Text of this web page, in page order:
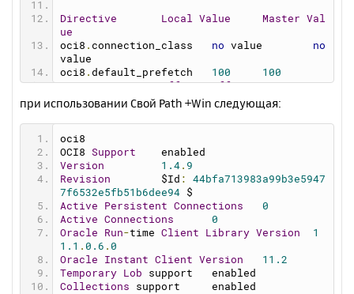
Directive Local Value Master Val
ue
oci8 . no
no
value
oci8 . 100
100
oci8. events Off
Off
oci8. max_persistent -1 -1
old_oci_close_semantics Off
f
oci8
oci8
ping_interval
oci8.
oci8. statement_cache_size 20 20
при использовании Свой Path +Win следующая:
oci8
OCI8 Support
enabled
Version
1.4 . 9
Revision
$Id :
44bfa713983a99b3e5947
7f6532e5fb51b6dee94 $
Active
Persistent Connections
0
Active Connections
0
Oracle
Run-time Client Library Version
1
1.1 . 0.6 . 0
Oracle
Instant Client Version
11.2
Temporary Lob
support 	enabled
Collections
support 	enabled